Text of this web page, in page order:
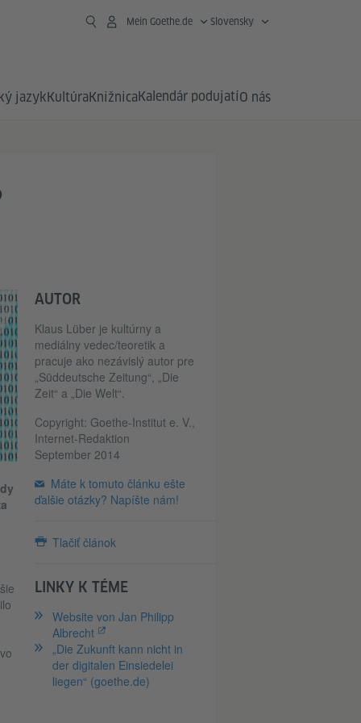
Mein Goethe.de Slovensky
jazykKultúraKnižnicaKalendár podujatíO nás
AUTOR
Klaus Lüber je kultúrny a
mediálny vedec/teoretik a
pracuje ako nezávislý autor pre
„Süddeutsche Zeitung“, „Die
Zeit“ a „Die Welt“.
Copyright: Goethe-Institut e. V.,
Internet-Redaktion
September 2014
Máte k tomuto článku ešte
ďalšie otázky? Napíšte nám!
Tlačiť článok
LINKY K TÉME
Website von Jan Philipp
Albrecht
„Die Zukunft kann nicht in
der digitalen Einsiedelei
liegen“ (goethe.de)